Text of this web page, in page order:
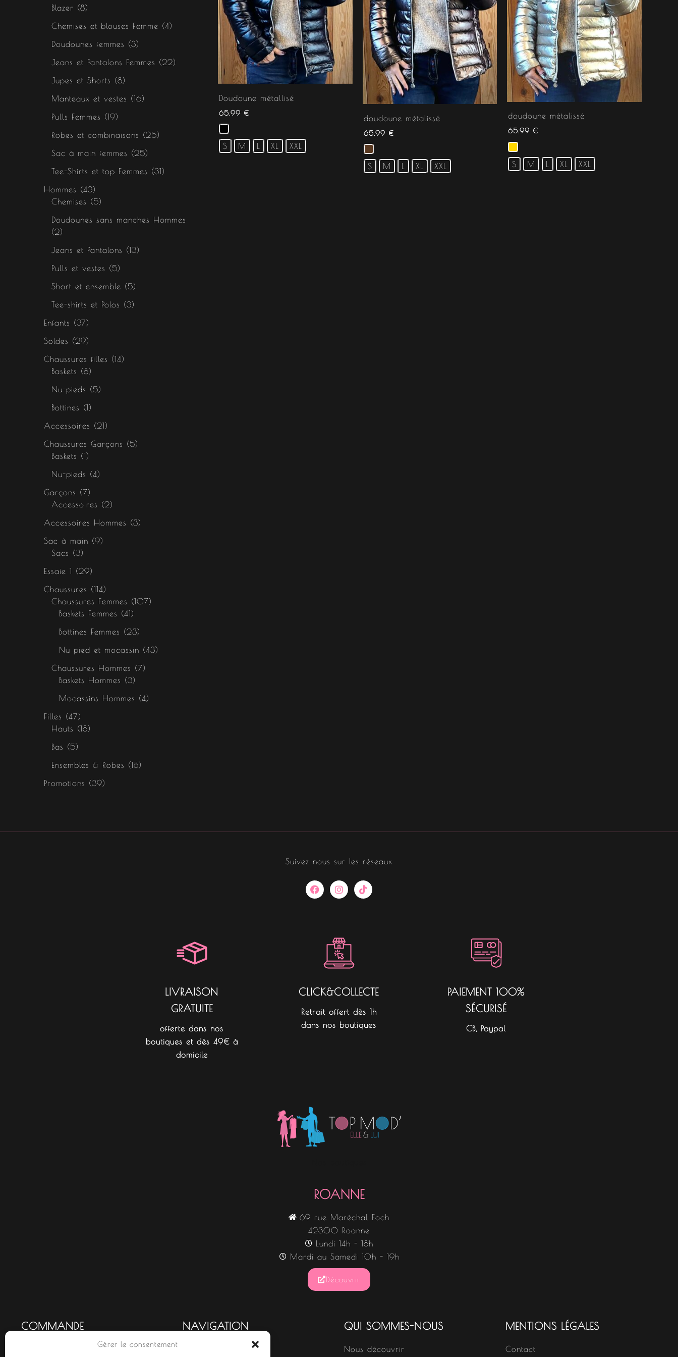
Gérer le consentement
Blazer
8
Chemises et blouses Femme
4
Doudounes femmes
3
Jeans et Pantalons Femmes
22
Jupes et Shorts
8
Manteaux et vestes
16
Pulls Femmes
19
Robes et combinaisons
25
Sac à main femmes
25
Tee-Shirts et top Femmes
31
Hommes
43
Chemises
5
Doudounes sans manches Hommes
2
Jeans et Pantalons
13
Pulls et vestes
5
Short et ensemble
5
Tee-shirts et Polos
3
Enfants
37
Soldes
29
Chaussures filles
14
Baskets
8
Nu-pieds
5
Bottines
1
Accessoires
21
Chaussures Garçons
5
Baskets
1
Nu-pieds
4
Garçons
7
Accessoires
2
Accessoires Hommes
3
Sac à main
9
Sacs
3
Essaie 1
29
Chaussures
114
Chaussures Femmes 107
Baskets Femmes
41
Bottines Femmes
23
Nu pied et mocassin
43
Chaussures Hommes
7
Baskets Hommes
3
Mocassins Hommes
4
Filles
47
Hauts
18
Bas
5
Ensembles & Robes
18
Promotions
39
Doudoune métallisé
65.99 €
S M L XL XXL
doudoune métalissé
65.99 €
S M L XL XXL
doudoune métalissé
65.99 €
S M L XL XXL
Suivez-nous sur les réseaux
F
a
I
n
r
a
m
T
i
LIVRAISON
GRATUITE
offerte dans nos
boutiques et dès 49€ à
domicile
CLICK&COLLECTE
Retrait offert dès 1h
dans nos boutiques
PAIEMENT 100%
SÉCURISÉ
CB, Paypal
ROANNE
69 rue Maréchal Foch
42300 Roanne
Lundi 14h - 18h
Mardi au Samedi 10h - 19h
Découvrir
COMMANDE NAVIGATION QUI SOMMES-NOUS
Nous découvrir
MENTIONS LÉGALES
Contact